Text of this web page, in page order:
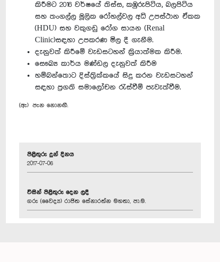
කිරීමට 2016 වර්ෂයේ තිස්ස, කඹුරුපිටිය, බලපිටිය
සහ තංගල්ල මූලික රෝහල්වල අධි උපස්ථාන ඒකක
(HDU) සහ වකුගඩු රෝග සායන (Renal
Clinic)සඳහා උපකරණ මිල දී ගැනීම.
දැනුවත් කිරීමේ වැඩසටහන් ක්‍රියාත්මක කිරීම.
සෞඛ්‍ය කාර්ය මණ්ඩල දැනුවත් කිරීම
හම්බන්තොට දිස්ත්‍රික්කයේ සිදු කරන වැඩසටහන්
සඳහා ප්‍රගති සමාලෝචන රැස්වීම් පැවැත්වීම.
(ඇ) පැන නොනඟී.
පිළිතුරු දුන් දිනය
2017-07-06
විසින් පිළිතුරු දෙන ලදී
ගරු (වෛද්‍ය) රාජිත සේනාරත්න මහතා, පා.ම.